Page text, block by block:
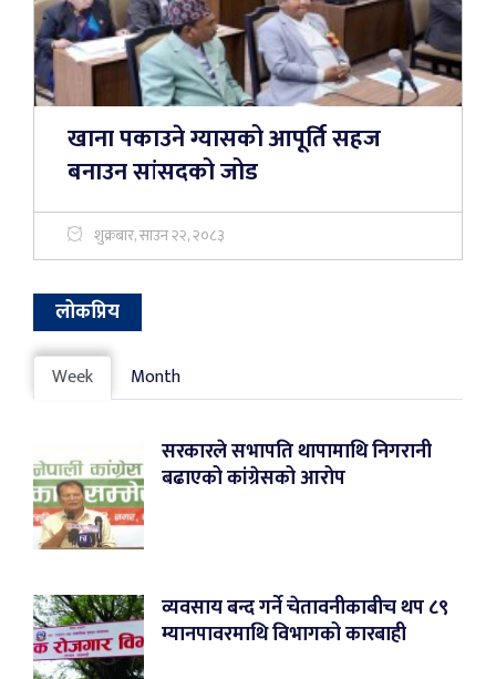
खाना पकाउने ग्यासको आपूर्ति सहज
बनाउन सांसदको जोड
शुक्रबार, साउन २२, २०८३
लोकप्रिय
Week Month
सरकारले सभापति थापामाथि निगरानी
बढाएको कांग्रेसको आरोप
व्यवसाय बन्द गर्ने चेतावनीकाबीच थप ८९
म्यानपावरमाथि विभागको कारबाही